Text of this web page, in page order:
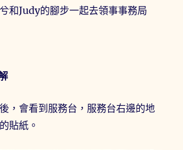
和Judy的腳步一起去領事事務局
，會看到服務台，服務台右邊的地
貼紙。